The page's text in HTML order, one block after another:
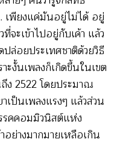
เพียงแค่มันอยู่ไม่ได้ อยู่
จะเข้าไปอยู่กับเค้า แล้ว
ล่อยประเทศชาติด้วยวิธี
ะงั้นเพลงก็เกิดขึ้นในเขต
ง 2522 โดยประมาณ
เป็นเพลงแรงๆ แล้วส่วน
คคอมมิวนิสต์แห่ง
ย่างมากมายเหลือเกิน